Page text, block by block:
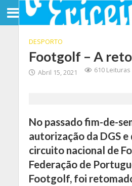
DESPORTO
Footgolf – A
Abril 15, 2021 610 Leituras
No passado fim-de-
autorização da DGS e
circuito nacional de
Federação de
Footgolf, foi